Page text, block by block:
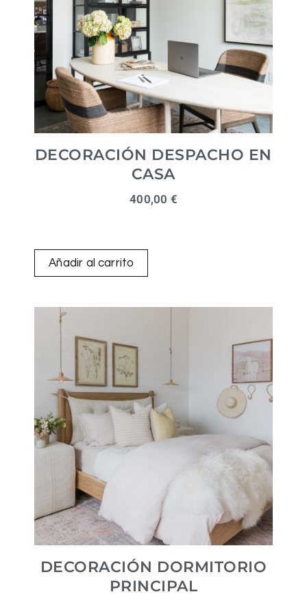
DECORACIÓN DESPACHO EN
CASA
400,00 €
Añadir al carrito
DECORACIÓN DORMITORIO
PRINCIPAL